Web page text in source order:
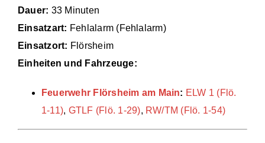
Technik
Dauer: 33 Minuten
Einsatzart: Fehlalarm (Fehlalarm)
Einsatzort: Flörsheim
Einheiten und Fahrzeuge:
Feuerwehr Flörsheim am Main: ELW 1 (Flö.
1-11), GTLF (Flö. 1-29), RW/TM (Flö. 1-54)